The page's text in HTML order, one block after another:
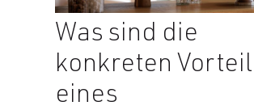
Was sind die
konkreten
eines